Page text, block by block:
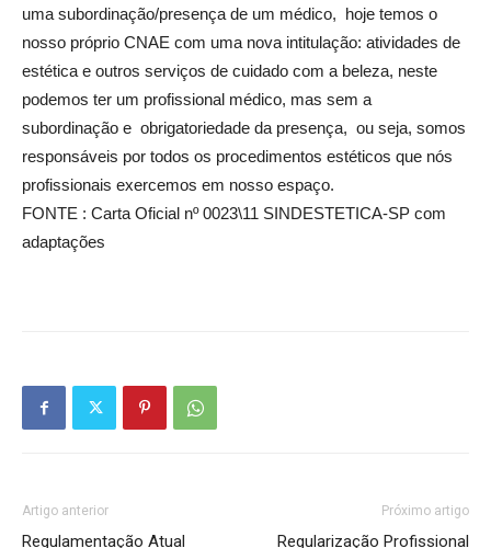
uma subordinação/presença de um médico, hoje temos o
nosso próprio CNAE com uma nova intitulação: atividades de
estética e outros serviços de cuidado com a beleza, neste
podemos ter um profissional médico, mas sem a
subordinação e obrigatoriedade da presença, ou seja, somos
responsáveis por todos os procedimentos estéticos que nós
profissionais exercemos em nosso espaço.
FONTE : Carta Oficial nº 0023\11 SINDESTETICA-SP com
adaptações
Artigo anterior
Regulamentação Atual
Próximo artigo
Regularização Profissional